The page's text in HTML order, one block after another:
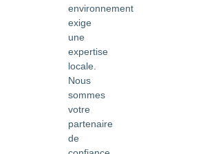
environnement
exige
une
expertise
locale.
Nous
sommes
votre
partenaire
de